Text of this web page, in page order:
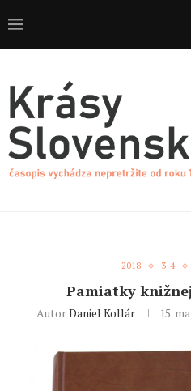
2018 3-4
Pamiatky
AutorDaniel Kollár 15.